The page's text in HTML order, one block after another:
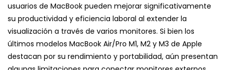
usuarios de MacBook pueden mejorar significativamente
su productividad y eficiencia laboral al extender la
visualización a través de varios monitores. Si bien los
últimos modelos MacBook Air/Pro M1, M2 y M3 de Apple
destacan por su rendimiento y portabilidad, aún presentan